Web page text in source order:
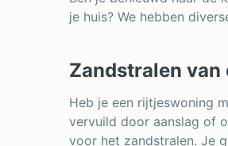
je huis? We hebben
Zandstralen
Heb je een rijtjeswoning
vervuild door aanslag of
voor het zandstralen. Je